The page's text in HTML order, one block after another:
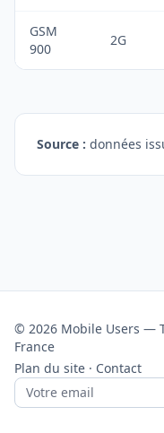
GSM
900
2G
Source : données
© 2026 Mobile Users —
France
Plan du site · Contact